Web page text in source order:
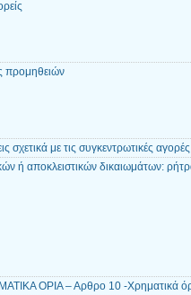
προμηθειών
σχετικά με τις συγκεντρωτικές αγορές
ή αποκλειστικών δικαιωμάτων:
ΟΡΙΑ – Αρθρο 10 -Χρηματικά